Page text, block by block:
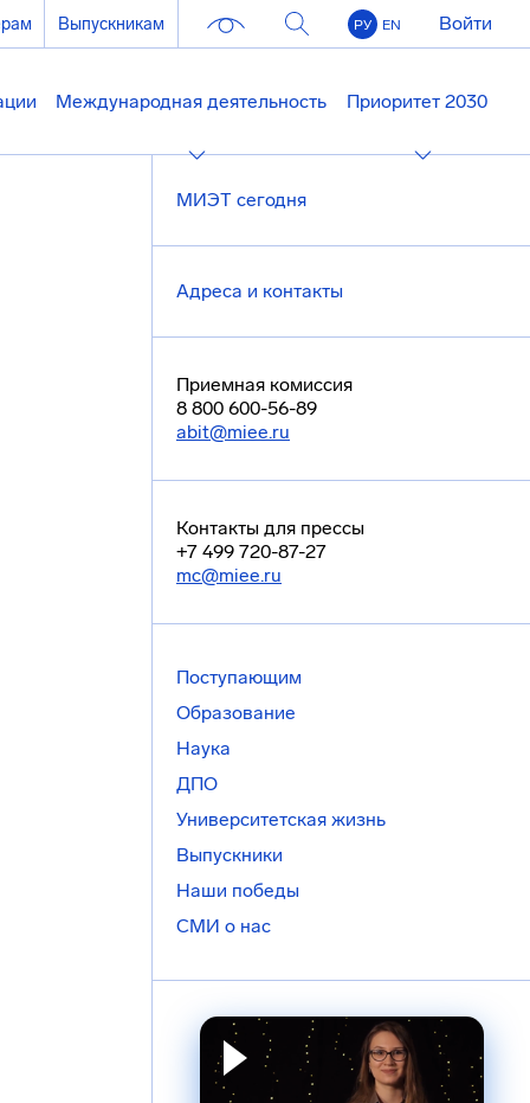
Выпускникам РУ EN Войти
Международная деятельность Приоритет 2030
МИЭТ сегодня
Адреса и контакты
Приемная комиссия
8 800 600-56-89
abit@miee.ru
Контакты для прессы
+7 499 720-87-27
mc@miee.ru
Поступающим
Образование
Наука
ДПО
Университетская жизнь
Выпускники
Наши победы
СМИ о нас